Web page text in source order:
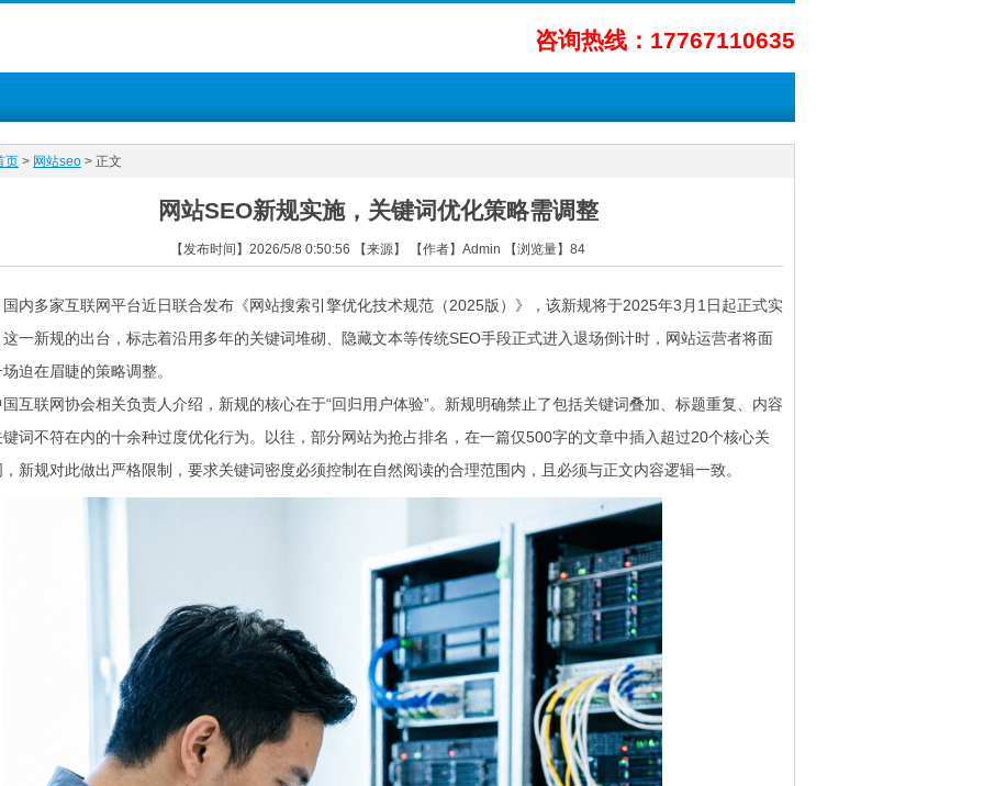
咨询热线：17767110635
页 > 网站seo > 正文
网站SEO新规实施，关键词优化策略需调整
【发布时间】2026/5/8 0:50:56 【来源】 【作者】Admin 【浏览量】 84
国内多家互联网平台近日联合发布《网站搜索引擎优化技术规范（2025版）》，该新规将于2025年3月1日起正式实
这一新规的出台，标志着沿用多年的关键词堆砌、隐藏文本等传统SEO手段正式进入退场倒计时，网站运营者将面
迫在眉睫的策略调整。
互联网协会相关负责人介绍，新规的核心在于“回归用户体验”。新规明确禁止了包括关键词叠加、标题重复、内容
键词不符在内的十余种过度优化行为。以往，部分网站为抢占排名，在一篇仅500字的文章中插入超过20个核心关
新规对此做出严格限制，要求关键词密度必须控制在自然阅读的合理范围内，且必须与正文内容逻辑一致。